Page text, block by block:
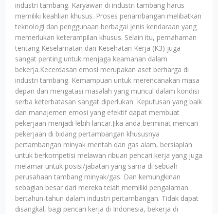
industri tambang. Karyawan di industri tambang harus
memiliki keahlian khusus. Proses penambangan melibatkan
teknologi dan penggunaan berbagai jenis kendaraan yang
memerlukan keterampilan khusus. Selain itu, pemahaman
tentang Keselamatan dan Kesehatan Kerja (K3) juga
sangat penting untuk menjaga keamanan dalam
bekerja.Kecerdasan emosi merupakan aset berharga di
industri tambang. Kemampuan untuk merencanakan masa
depan dan mengatasi masalah yang muncul dalam kondisi
serba keterbatasan sangat diperlukan. Keputusan yang baik
dan manajemen emosi yang efektif dapat membuat
pekerjaan menjadi lebih lancar.Jika anda berminat mencari
pekerjaan di bidang pertambangan khususnya
pertambangan minyak mentah dan gas alam, bersiaplah
untuk berkompetisi melawan ribuan pencari kerja yang juga
melamar untuk posisi/jabatan yang sama di sebuah
perusahaan tambang minyak/gas. Dan kemungkinan
sebagian besar dari mereka telah memiliki pengalaman
bertahun-tahun dalam industri pertambangan. Tidak dapat
disangkal, bagi pencari kerja di Indonesia, bekerja di